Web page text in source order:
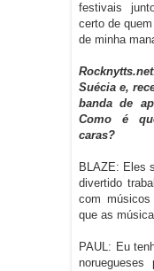
festivais
certo de
de minha
Suécia e,
banda de
Como é
caras?
BLAZE: Eles
divertido
com
que as
PAUL: Eu